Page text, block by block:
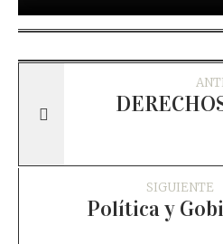
SIGUIENTE
Política y